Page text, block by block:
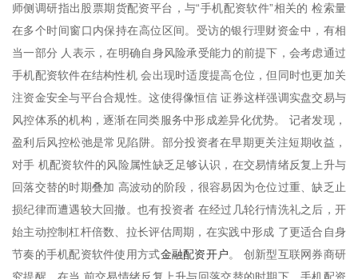
师侧调研指出股票期货配资平台，与“手机配资软件”相关的 检索量
在多个时间窗口内保持在高位区间。受访的银行理财资金中，有相
当一部分 人表示，在明确自身风险承受能力的前提下，会考虑通过
手机配资软件在结构性机 会出现时适度提高仓位，但同时也更加关
注资金安全与平台合规性。这使得像恒信 证券这样强调实盘交易与
风控体系的机构，逐渐在同类服务中形成差异化优势。 记者发现，
盈利后风控松弛是常见陷阱。部分投资者在早期更关注短期收益，
对手 机配资软件的风险属性缺乏足够认识，在交易情绪反复上升与
回落交替的时期叠加 高波动的阶段，很容易因为仓位过重、缺乏止
损纪律而遭遇较大回撤。也有投资者 在经过几轮行情洗礼之后，开
始主动控制杠杆倍数、拉长评估周期，在实践中形成 了更适合自身
节奏的手机配资软件使用方式金融配资开户。 创新型互联网券商研
究提醒，在当 前交易情绪反复上升与回落交替的时期下，手机配资